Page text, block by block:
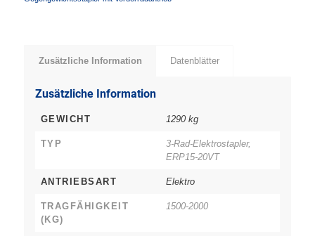
Zusätzliche Information Datenblätter
Zusätzliche Information
GEWICHT 1290 kg
TYP
3-Rad-Elektrostapler,
ERP15-20VT
ANTRIEBSART Elektro
TRAGFÄHIGKEIT
(KG)
1500-2000